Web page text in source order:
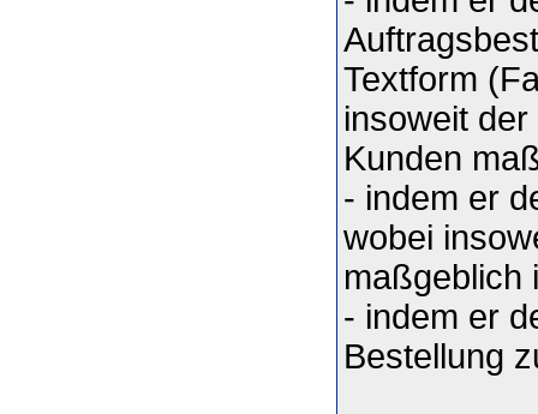
Textform
insoweit
Kunden
- indem er
wobei
maßgeblich
- indem er
Bestellung